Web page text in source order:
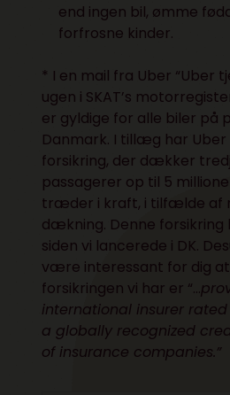
end ingen bil, ømme
forfrosne kinder.
* I en mail fra Uber “Uber
ugen i SKAT’s
er gyldige for alle biler på
Danmark. I tillæg har Uber
forsikring, der dækker
passagerer op til 5
træder i kraft, i tilfælde af
dækning. Denne
siden vi lancerede i DK.
være interessant for dig
forsikringen vi har er “…
international insurer rated
a globally recognized
of insurance companies.”